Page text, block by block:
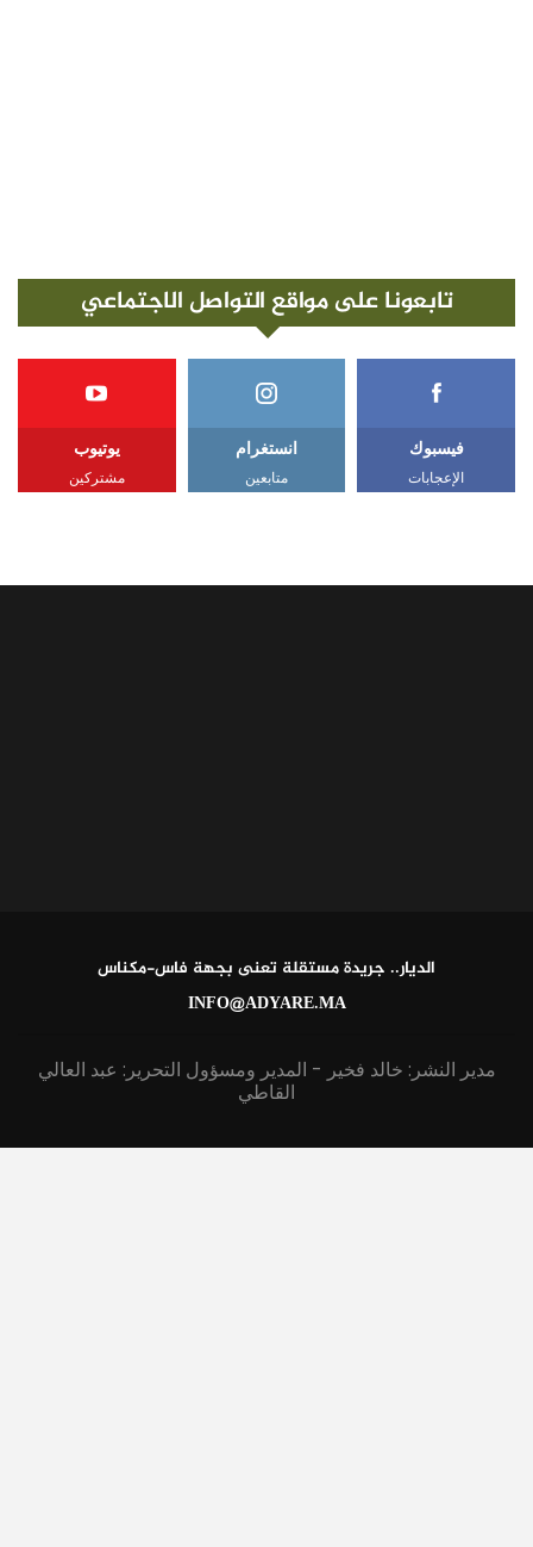
تابعونا على مواقع التواصل الاجتماعي
فيسبوك
الإعجابات
انستغرام
متابعين
يوتيوب
مشتركين
الديار.. جريدة مستقلة تعنى بجهة فاس-مكناس
INFO@ADYARE.MA
مدير النشر: خالد فخير - المدير ومسؤول التحرير: عبد العالي
القاطي